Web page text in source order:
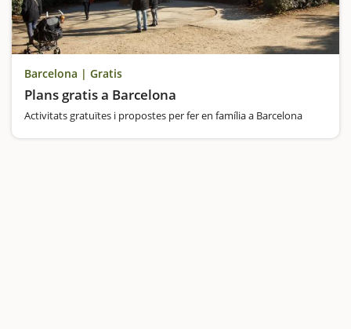
Barcelona | Gratis
Plans gratis a Barcelona
Activitats gratuïtes i propostes per fer en família a Barcelona